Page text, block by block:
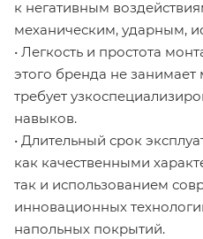
к негативным
механическим, ударным,
• Легкость и простота
этого бренда не
требует
навыков.
• Длительный срок
как качественными
так и использованием
инновационных
напольных покрытий.